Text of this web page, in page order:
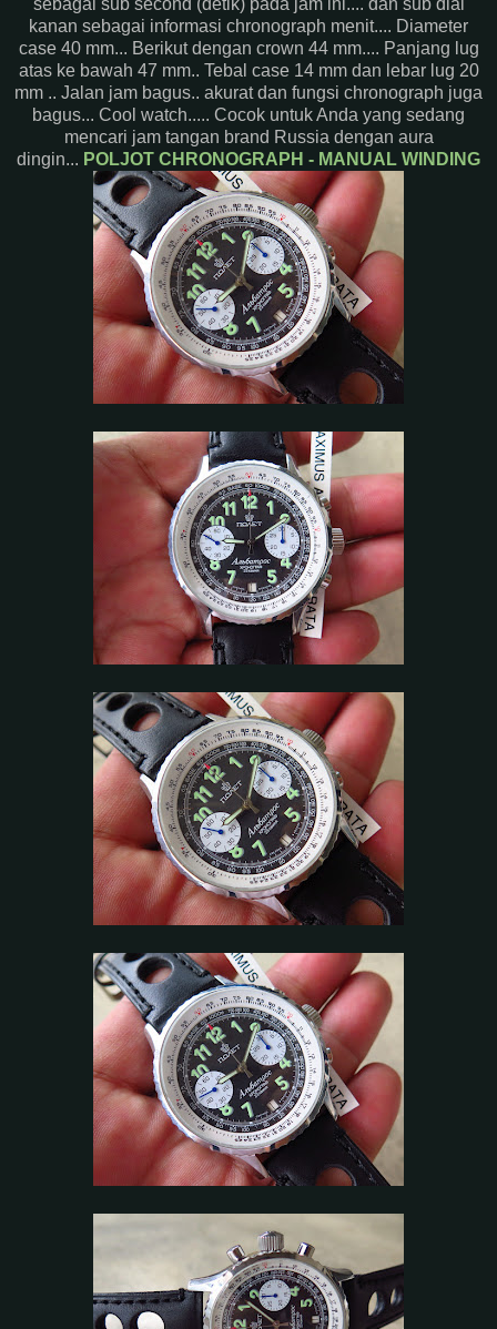
kanan sebagai informasi chronograph menit.... Diameter
case 40 mm... Berikut dengan crown 44 mm.... Panjang lug
atas ke bawah 47 mm.. Tebal case 14 mm dan lebar lug 20
mm .. Jalan jam bagus.. akurat dan fungsi chronograph juga
bagus... Cool watch..... Cocok untuk Anda yang sedang
mencari jam tangan brand Russia dengan aura
dingin... POLJOT CHRONOGRAPH - MANUAL WINDING